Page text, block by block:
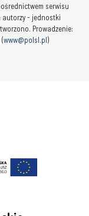
serwisu
autorzy - jednostki
Prowadzenie:
www@polsl.pl)